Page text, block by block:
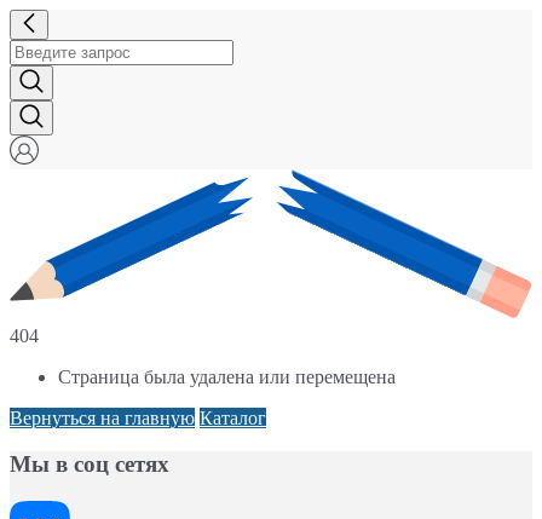
404
Страница была удалена или перемещена
Вернуться на главную Каталог
Мы в соц сетях